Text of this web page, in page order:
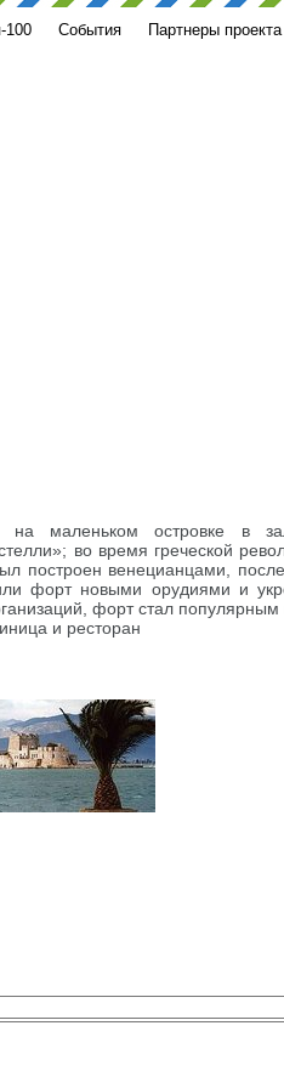
100 События Партнеры проекта
маленьком островке в
во время греческой
построен венецианцами,
форт новыми орудиями и
форт стал популярным
и ресторан